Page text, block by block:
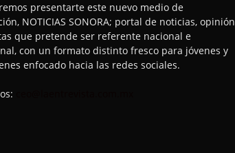
presentarte este nuevo medio de
NOTICIAS SONORA; portal de noticias, opinión
que pretende ser referente nacional e
con un formato distinto fresco para jóvenes y
enfocado hacia las redes sociales.